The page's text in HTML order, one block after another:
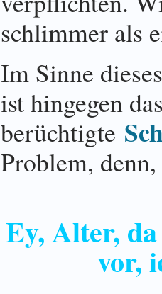
schlimmer als
Im Sinne
ist hingegen
berüchtigte
Problem, denn,
Ey, Alter,
vor,